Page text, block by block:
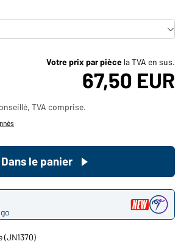
Votre prix par pièce la TVA en sus.
67,50 EUR
TVA comprise.
Dans le panier
(JN1370)